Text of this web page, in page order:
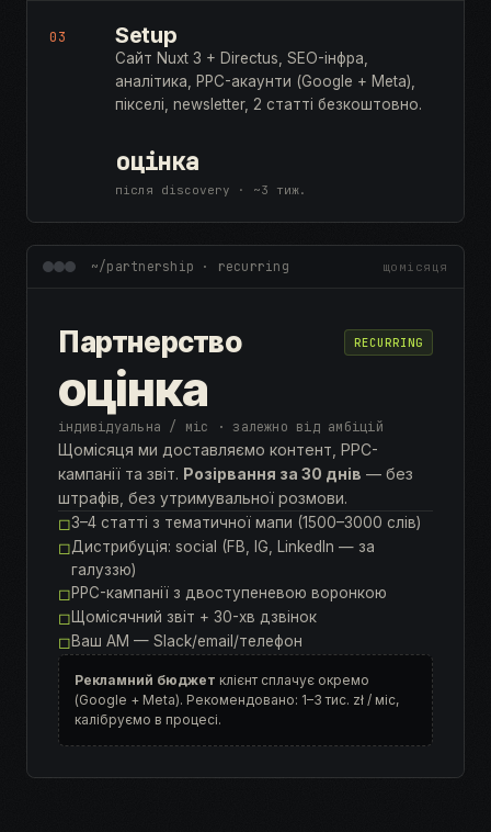
03 Setup
Сайт Nuxt 3 + Directus, SEO-інфра,
аналітика, PPC-акаунти (Google + Meta),
пікселі, newsletter, 2 статті безкоштовно.
оцінка
після discovery · ~3 тиж.
~/partnership · recurring щомісяця
Партнерство RECURRING
оцінка
індивідуальна / міс · залежно від амбіцій
Щомісяця ми доставляємо контент, PPC-
кампанії та звіт. Розірвання за 30 днів — без
штрафів, без утримувальної розмови.
◻3–4 статті з тематичної мапи (1500–3000 слів)
◻Дистрибуція: social (FB, IG, LinkedIn — за
галуззю)
◻PPC-кампанії з двоступеневою воронкою
◻Щомісячний звіт + 30-хв дзвінок
◻Ваш AM — Slack/email/телефон
Рекламний бюджет клієнт сплачує окремо
(Google + Meta). Рекомендовано: 1–3 тис. zł / міс,
калібруємо в процесі.